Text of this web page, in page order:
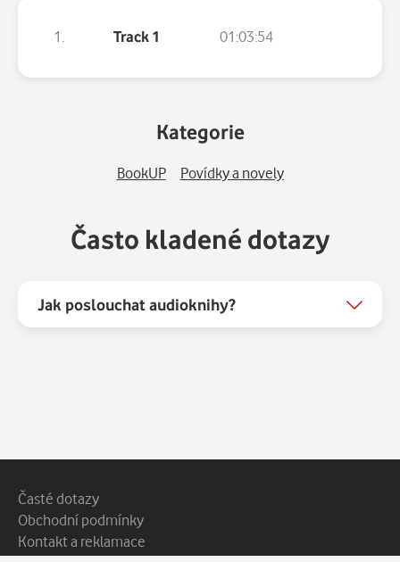
1. Track 1 01:03:54
Kategorie
BookUP Povídky a novely
Často kladené dotazy
Jak poslouchat audioknihy?
Patička webu
Vedlejší navigace
Časté dotazy
Obchodní podmínky
Kontakt a reklamace